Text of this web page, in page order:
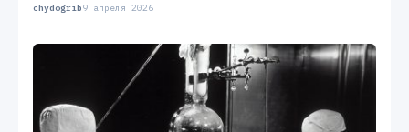
chydogrib9 апреля 2026